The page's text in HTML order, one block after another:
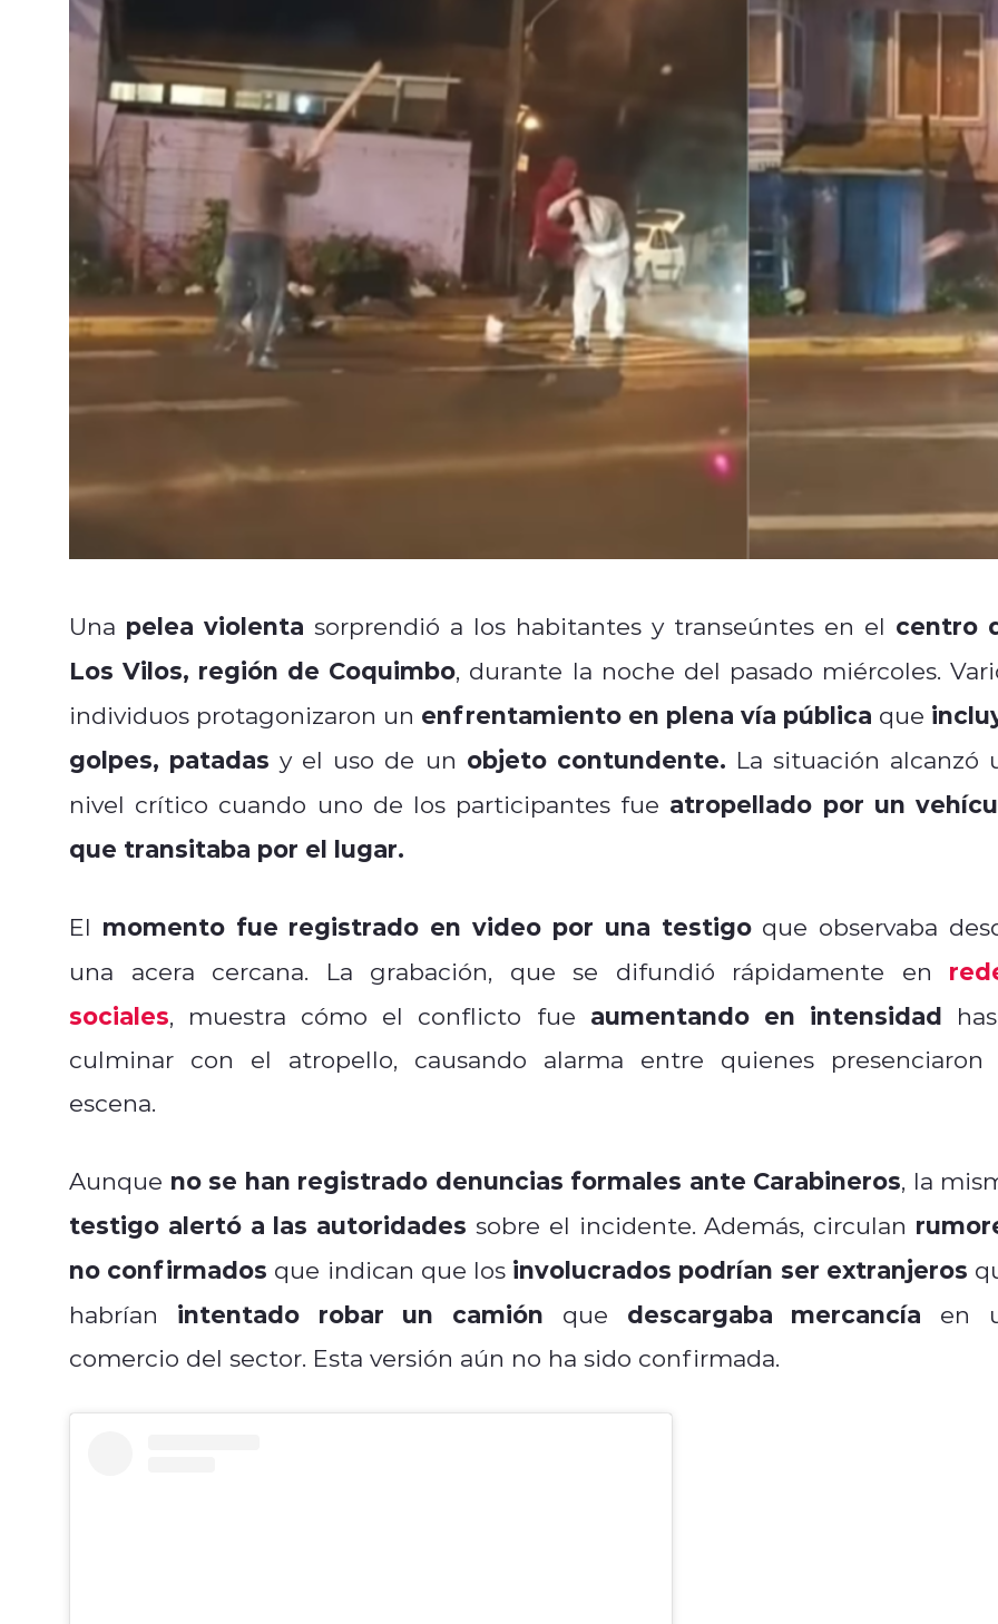
Una pelea violenta sorprendió a los habitantes y transeúntes en el centro
Los Vilos, región de Coquimbo, durante la noche del pasado miércoles.
individuos protagonizaron un enfrentamiento en plena vía pública que
golpes, patadas y el uso de un objeto contundente. La situación alcanzó
nivel crítico cuando uno de los participantes fue atropellado por un
que transitaba por el lugar.
El momento fue registrado en video por una testigoque observaba
una acera cercana. La grabación, que se difundió rápidamente en
sociales, muestra cómo el conflicto fue aumentando en intensidad
culminar con el atropello, causando alarma entre quienes presenciaron
escena.
Aunque no se han registrado denuncias formales ante Carabineros, la
testigo alertó a las autoridades sobre el incidente. Además, circulan
no confirmados que indican que los involucrados podrían ser extranjeros
habrían intentado robar un camión que descargaba mercancía en
comercio del sector. Esta versión aún no ha sido confirmada.